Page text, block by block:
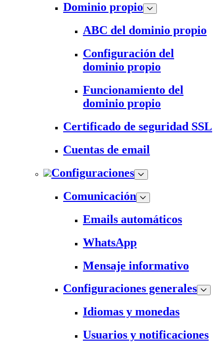
Dominio propio
ABC del dominio propio
Configuración del
dominio propio
Funcionamiento del
dominio propio
Certificado de seguridad SSL
Cuentas de email
Configuraciones
Comunicación
Emails automáticos
WhatsApp
Mensaje informativo
Configuraciones generales
Idiomas y monedas
Usuarios y notificaciones